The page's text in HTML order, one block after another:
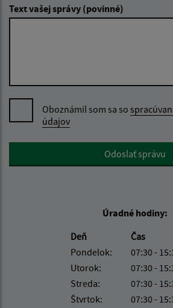
Text vašej správy (povinné)
Oboznámil som sa so
údajov
Google reCaptcha ResponseOdoslať správu
Úradné hodiny:
Deň
Čas
Pondelok:
07:30 -
Utorok:
07:30 -
Streda:
07:30 -
Štvrtok:
07:30 -